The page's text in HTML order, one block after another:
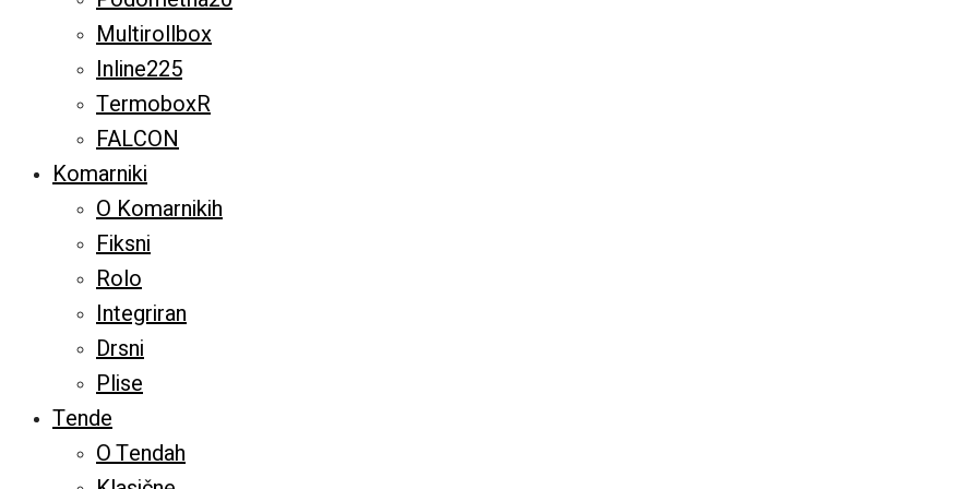
Multirollbox
Inline225
TermoboxR
FALCON
Komarniki
O Komarnikih
Fiksni
Rolo
Integriran
Drsni
Plise
Tende
O Tendah